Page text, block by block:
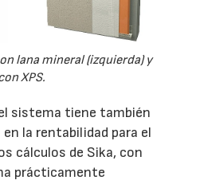
lana mineral (izquierda) y
XPS.
sistema tiene también
la rentabilidad para el
cálculos de Sika, con
prácticamente